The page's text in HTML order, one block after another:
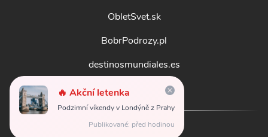
🔥 Akční letenka
Podzimní víkendy v Londýně z Prahy
Publikované: před hodinou
ObletSvet.sk
BobrPodrozy.pl
destinosmundiales.es
guidadestinazioni.it
© 2026 obletsvet.cz